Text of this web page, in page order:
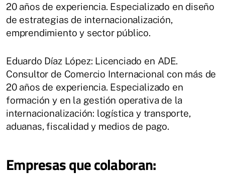
20 años de experiencia. Especializado en diseño
de estrategias de internacionalización,
emprendimiento y sector público.
Eduardo Díaz López: Licenciado en ADE.
Consultor de Comercio Internacional con más de
20 años de experiencia. Especializado en
formación y en la gestión operativa de la
internacionalización: logística y transporte,
aduanas, fiscalidad y medios de pago.
Empresas que colaboran: